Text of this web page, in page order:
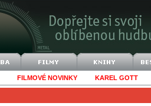
FILMOVÉ NOVINKY KAREL GOTT